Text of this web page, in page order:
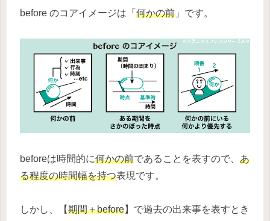
before のコアイメージは「 何かの前 」です。
beforeは時間的に何かの前であることを表すので、 あ
る程度の時間幅を持つ表現です。
しかし、【期間＋before】で過去の出来事を表すとき